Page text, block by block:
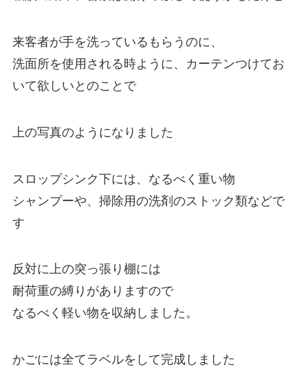
来客者が手を洗っているもらうのに、
洗面所を使用される時ように、カーテンつけてお
いて欲しいとのことで
上の写真のようになりました
スロップシンク下には、なるべく重い物
シャンプーや、掃除用の洗剤のストック類などで
す
反対に上の突っ張り棚には
耐荷重の縛りがありますので
なるべく軽い物を収納しました。
かごには全てラベルをして完成しました